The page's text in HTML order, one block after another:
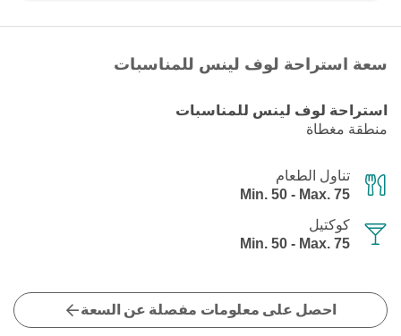
سعة استراحة لوف لينس للمناسبات
استراحة لوف لينس للمناسبات
منطقة مغطاة
تناول الطعام
Min. 50 - Max. 75
كوكتيل
Min. 50 - Max. 75
احصل على معلومات مفصلة عن السعة